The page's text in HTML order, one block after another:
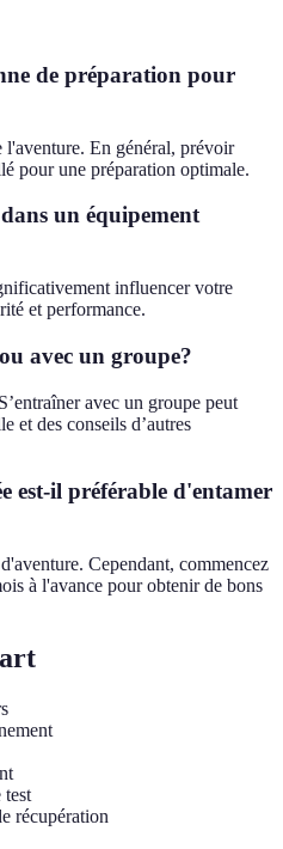
de préparation pour
l'aventure. En général, prévoir
pour une préparation optimale.
un équipement
influencer votre
et performance.
avec un groupe?
avec un groupe peut
et des conseils d’autres
est-il préférable d'entamer
Cependant, commencez
à l'avance pour obtenir de bons
test
récupération